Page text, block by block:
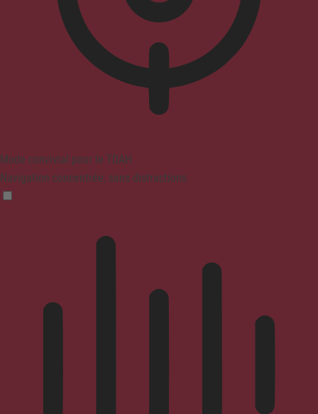
Mode convivial pour le TDAH
Navigation concentrée, sans distractions